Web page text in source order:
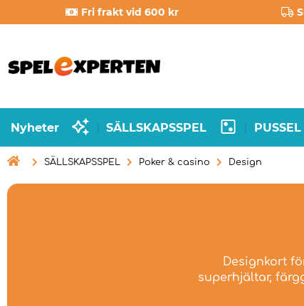
Fri frakt vid 600 kr
Nyheter SÄLLSKAPSSPEL PUSSEL
 SÄLLSKAPSSPEL Poker & casino Design
Designkort
superhjältar,